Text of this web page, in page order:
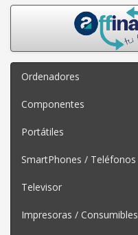
Ordenadores
Componentes
Portátiles
SmartPhones / Teléfonos
Televisor
Impresoras / Consumibles